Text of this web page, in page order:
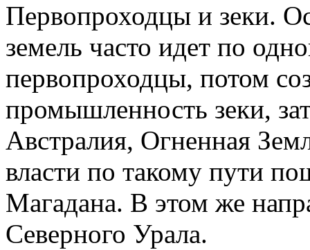
Первопроходцы и зеки.
земель часто идет по
первопроходцы, потом
промышленность зеки,
Австралия, Огненная
власти по такому пути
Магадана. В этом же
Северного Урала.